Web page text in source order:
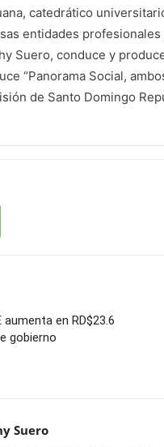
catedrático
entidades
Suero, conduce y
“Panorama Social,
de Santo Domingo
en RD$23.6
gobierno
Suero